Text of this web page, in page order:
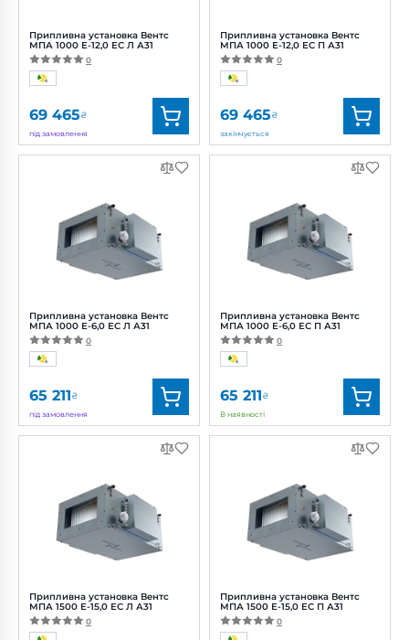
Припливна установка Вентс
МПА 1000 Е-12,0 ЕС Л А31
0
69 465₴
під замовлення
Вентс
Діаметр:
Потужність:
165 Вт
Рівень
шуму:
Припливна установка Вентс
МПА 1000 Е-12,0 ЕС П А31
0
69 465₴
закінчується
Вентс
Діаметр:
Потужність:
165 Вт
Рівень
шуму:
Припливна установка Вентс
МПА 1000 Е-6,0 ЕС Л А31
0
65 211₴
під замовлення
Вентс
Потужність:
Рівень
шуму:
Припливна установка Вентс
МПА 1000 Е-6,0 ЕС П А31
0
65 211₴
В наявності
Вентс
Потужність:
Рівень
шуму:
Припливна установка Вентс
МПА 1500 Е-15,0 ЕС Л А31
0
Припливна установка Вентс
МПА 1500 Е-15,0 ЕС П А31
0